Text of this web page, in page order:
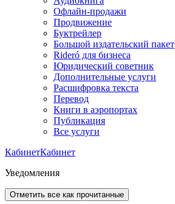
Офлайн-продажи
Продвижение
Буктрейлер
Большой издательский пакет
Rideró для бизнеса
Юридический советник
Дополнительные услуги
Расшифровка текста
Перевод
Книги в аэропортах
Публикация
Все услуги
КабинетКабинет
Уведомления
Отметить все как прочитанные